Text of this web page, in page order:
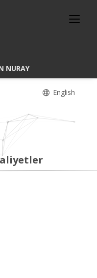
NURAY
English